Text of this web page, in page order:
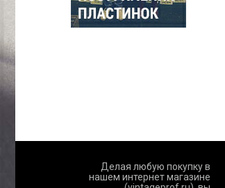
Делая любую покупку в
нашем интернет магазине